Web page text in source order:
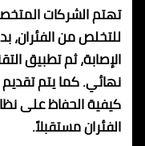
تهتم الشركات
للتخلص من الفئران،
الإصابة، ثم تطبيق
نهائي. كما يتم تقديم
كيفية الحفاظ على
الفئران مستقبلاً.